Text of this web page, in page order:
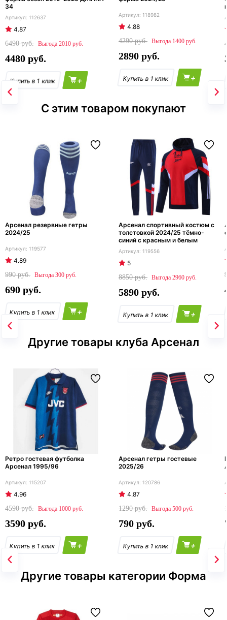
34
112637
4.87
6490
2010
4480
+
118982
4.88
4290
1400
2890
+
С этим товаром покупают
Арсенал резервные гетры
2024/25
119577
4.89
990
300
690
+
Арсенал спортивный костюм с
толстовкой 2024/25 тёмно-
синий с красным и белым
119556
5
8850
2960
5890
+
Другие товары клуба Арсенал
Ретро гостевая футболка
Арсенал 1995/96
115207
4.96
4590
1000
3590
+
Арсенал гетры гостевые
2025/26
120786
4.87
1290
500
790
+
Другие товары категории Форма